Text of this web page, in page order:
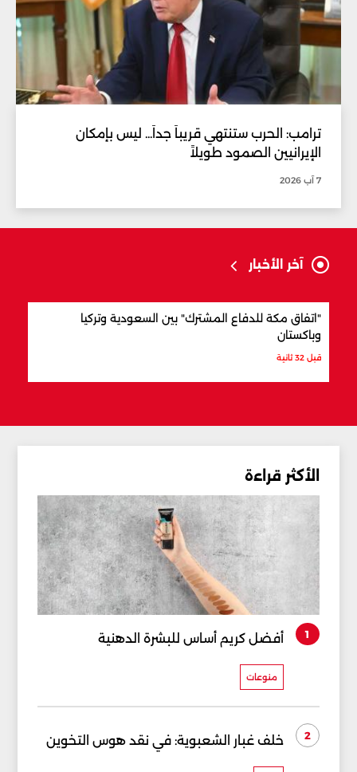
ترامب: الحرب ستنتهي قريباً جداً... ليس بإمكان
الإيرانيين الصمود طويلاً
7 آب 2026
آخر الأخبار
"اتفاق مكة للدفاع المشترك" بين السعودية وتركيا
وباكستان
قبل 32 ثانية
الأكثر قراءة
1 أفضل كريم أساس للبشرة الدهنية
منوعات
2 خلف غبار الشعبوية: في نقد هوس التخوين